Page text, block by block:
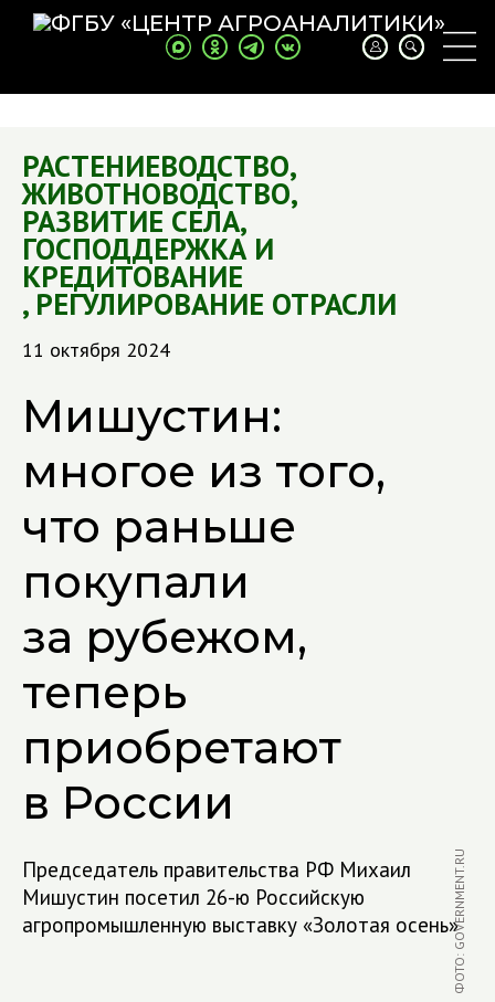
РАСТЕНИЕВОДСТВО,
ЖИВОТНОВОДСТВО,
РАЗВИТИЕ СЕЛА,
ГОСПОДДЕРЖКА И
КРЕДИТОВАНИЕ
, РЕГУЛИРОВАНИЕ ОТРАСЛИ
11 октября 2024
Мишустин:
многое из того,
что раньше
покупали
за рубежом,
теперь
приобретают
в России
Председатель правительства РФ Михаил
Мишустин посетил 26-ю Российскую
агропромышленную выставку «Золотая осень»ФОТО: GOVERNMENT.RU